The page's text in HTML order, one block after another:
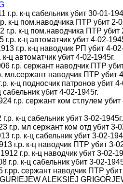
г.р. к-ц сабельник убит 30-01-
к-ц пом.наводчика ПТР убит 2-
г.р. к-ц пом.наводчика ПТР убит
г.р. к-ц автоматчик убит 4-02-
г.р. к-ц наводчик РП убит 4-
к-ц автоматчик убит 4-02-1945г.
г.р. сержант наводчик ПТР
мл.сержант наводчик ПТР убит
к-ц подносчик патронов убит
сабельник убит 4-02-1945г.
г.р. сержант ком ст.пулем убит
г.р. к-ц сабельник убит 3-02-1945г.
г.р. мл сержант ком отд убит 3-
г.р. к-ц сабельник убит 3-02-
г.р. к-ц наводчик ПТР убит 3-
1912 г.р. к-ц наводчик убит 3-02-
г.р. к-ц сабельник убит 3-02-
г.рр. сержант наводчик ПТР убит
ALEKSIEJ